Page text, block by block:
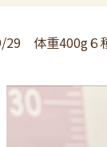
29 体重400g６